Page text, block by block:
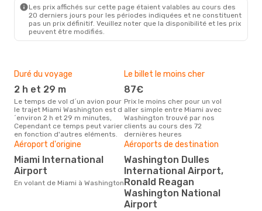
Les prix affichés sur cette page étaient valables au cours des
20 derniers jours pour les périodes indiquées et ne constituent
pas un prix définitif. Veuillez noter que la disponibilité et les prix
peuvent être modifiés.
Duré du voyage
2 h et 29 m
Le temps de vol d´un avion pour
le trajet Miami Washington est d
´environ 2 h et 29 m minutes,
Cependant ce temps peut varier
en fonction d'autres eléments.
Le billet le moins cher
87€
Prix le moins cher pour un vol
aller simple entre Miami avec
Washington trouvé par nos
clients au cours des 72
dernières heures
Aéroport d'origine
Miami International
Airport
En volant de Miami à Washington
Aéroports de destination
Washington Dulles
International Airport,
Ronald Reagan
Washington National
Airport